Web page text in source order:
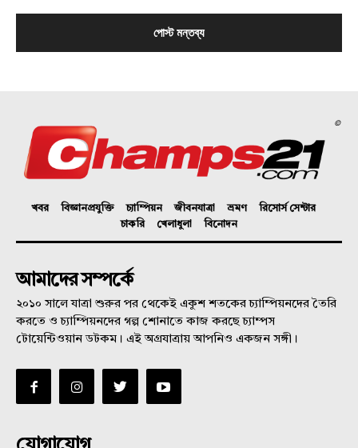
©
খবর বিজ্ঞানপ্রযুক্তি চ্যাম্পিয়ন জীবনযাত্রা ভ্রমণ
রিসোর্স সেন্টার
চাকরি
খেলাধুলা বিনোদন
আমাদের সম্পর্কে
২০১০ সালে যাত্রা শুরুর পর থেকেই একুশ শতকের চ্যাম্পিয়নদের তৈরি
করতে ও চ্যাম্পিয়নদের গল্প শোনাতে কাজ করছে চ্যাম্পস
টোয়েন্টিওয়ান ডটকম। এই অগ্রযাত্রায় আপনিও একজন সঙ্গী।